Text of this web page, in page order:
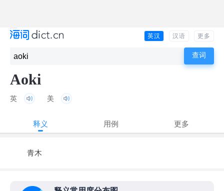
英汉 汉语 更多
Aoki
英 美
释义 用例 更多
青木